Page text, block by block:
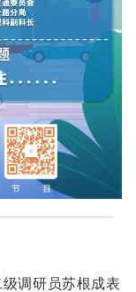
调研员苏根成表